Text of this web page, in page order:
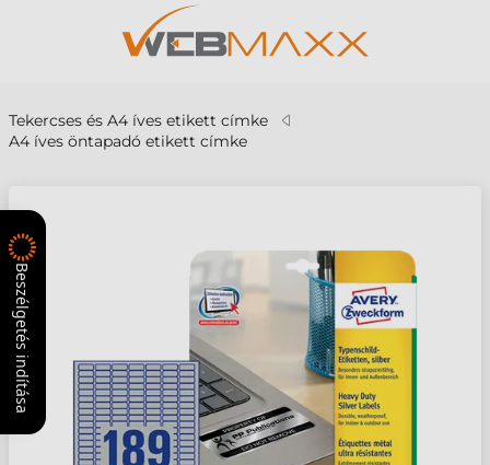
Tekercses és A4 íves etikett címke
A4 íves öntapadó etikett címke
Beszélgetés indítása